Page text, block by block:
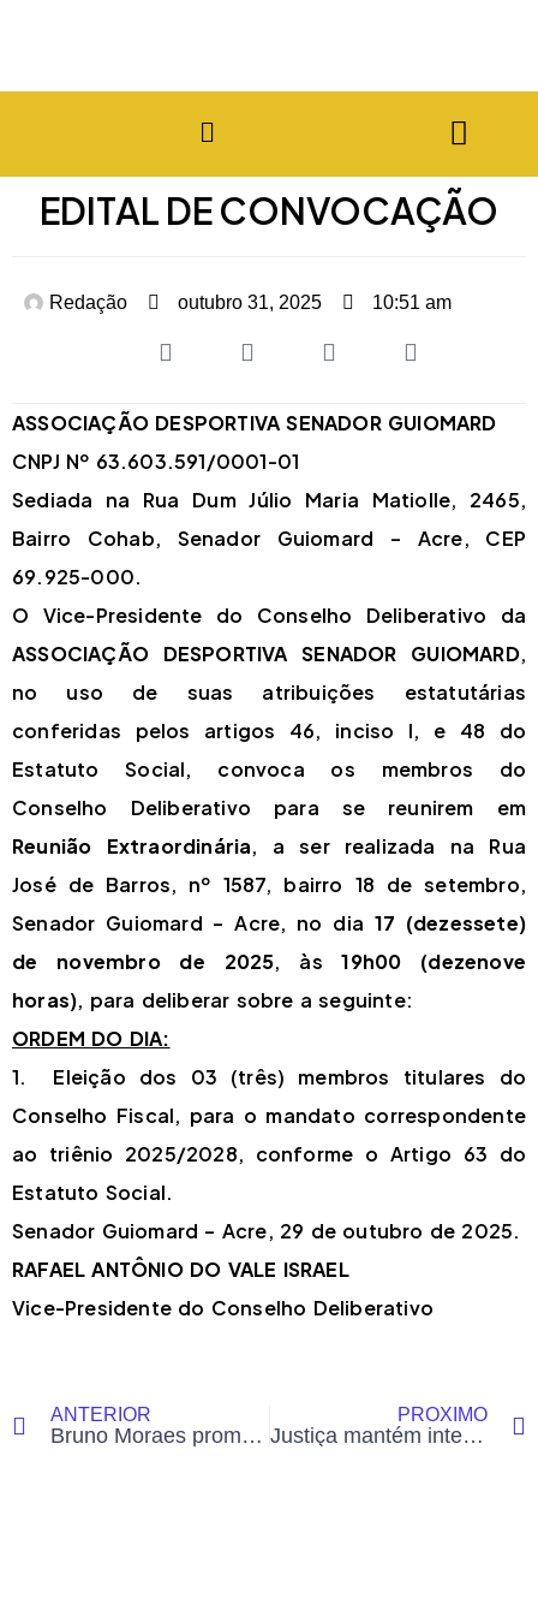
EDITAL DE CONVOCAÇÃO
Redação outubro 31, 2025 10:51 am
ASSOCIAÇÃO DESPORTIVA SENADOR GUIOMARD
CNPJ Nº 63.603.591/0001-01
Sediada na Rua Dum Júlio Maria Matiolle, 2465,
Bairro Cohab, Senador Guiomard – Acre, CEP
69.925-000.
O Vice-Presidente do Conselho Deliberativo da
ASSOCIAÇÃO DESPORTIVA SENADOR GUIOMARD,
no uso de suas atribuições estatutárias
conferidas pelos artigos 46, inciso I, e 48 do
Estatuto Social, convoca os membros do
Conselho Deliberativo para se reunirem em
Reunião Extraordinária, a ser realizada na Rua
José de Barros, nº 1587, bairro 18 de setembro,
Senador Guiomard – Acre, no dia 17 (dezessete)
de novembro de 2025, às19h00 (dezenove
horas), para deliberar sobre a seguinte:
ORDEM DO DIA:
1. Eleição dos 03 (três) membros titulares do
Conselho Fiscal, para o mandato correspondente
ao triênio 2025/2028, conforme o Artigo 63 do
Estatuto Social.
Senador Guiomard – Acre, 29 de outubro de 2025.
RAFAEL ANTÔNIO DO VALE ISRAEL
Vice-Presidente do Conselho Deliberativo
ANTERIOR
Bruno Moraes promove ato solene histórico pelos 60 anos do Progressistas com Gladson, Mailza e Alysson Bestene na Câmara Municipal de Rio Branco
PRÓXIMO
Justiça mantém internação de adolescente que causou acidente com duas mortes em Sena Madureira